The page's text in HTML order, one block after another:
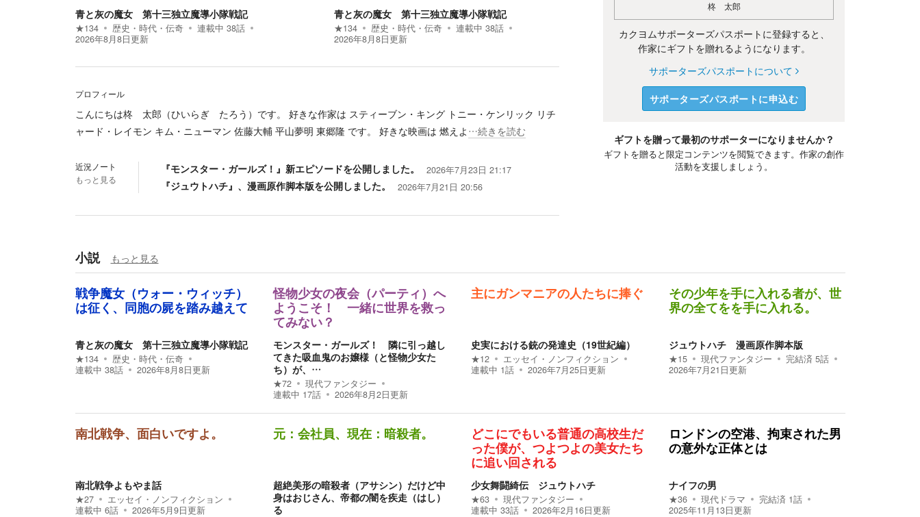
青と灰の魔女 第十三独立魔導小隊戦記
★134 歴史・時代・伝奇 連載中 38話
2026年8月8日更新
青と灰の魔女 第十三独立魔導小隊戦記
★134 歴史・時代・伝奇 連載中 38話
2026年8月8日更新
プロフィール
こんにちは柊 太郎（ひいらぎ たろう）です。 好きな作家は スティーブン・キング トニー・ケンリック リチ
ャード・レイモン キム・ニューマン 佐藤大輔 平山夢明 東郷隆 です。 好きな映画は 燃えよ …続きを読む
近況ノート
もっと見る
『モンスター・ガールズ！』新エピソードを公開しました。 2026年7月23日 21:17
『ジュウトハチ』、漫画原作脚本版を公開しました。 2026年7月21日 20:56
柊 太郎
カクヨムサポーターズパスポートに登録すると、
作家にギフトを贈れるようになります。
サポーターズパスポートについて
サポーターズパスポートに申込む
ギフトを贈って最初のサポーターになりませんか？
ギフトを贈ると限定コンテンツを閲覧できます。作家の創作
活動を支援しましょう。
小説 もっと見る
戦争魔女（ウォー・ウィッチ）
は征く、同胞の屍を踏み越えて
青と灰の魔女 第十三独立魔導小隊戦記
★134
歴史・時代・伝奇
連載中 38話 2026年8月8日更新
怪物少女の夜会（パーティ）へ
ようこそ！ 一緒に世界を救っ
てみない？
モンスター・ガールズ！ 隣に引っ越し
てきた吸血鬼のお嬢様（と怪物少女た
ち）が、…
★72
現代ファンタジー
連載中 17話 2026年8月2日更新
主にガンマニアの人たちに捧ぐ
史実における銃の発達史（19世紀編）
★12
エッセイ・ノンフィクション
連載中 1話 2026年7月25日更新
その少年を手に入れる者が、世
界の全てをを手に入れる。
ジュウトハチ 漫画原作脚本版
★15 現代ファンタジー 完結済 5話
2026年7月21日更新
南北戦争、面白いですよ。
南北戦争よもやま話
★27
エッセイ・ノンフィクション
連載中 6話 2026年5月9日更新
元：会社員、現在：暗殺者。
超絶美形の暗殺者（アサシン）だけど中
身はおじさん、帝都の闇を疾走（はし）
る
どこにでもいる普通の高校生だ
った僕が、つよつよの美女たち
に追い回される
少女舞闘綺伝 ジュウトハチ
★63
現代ファンタジー
連載中 33話 2026年2月16日更新
ロンドンの空港、拘束された男
の意外な正体とは
ナイフの男
★36 現代ドラマ 完結済 1話
2025年11月13日更新